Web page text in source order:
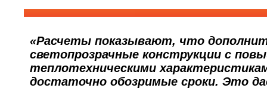
«Расчеты показывают, что
светопрозрачные конструкции с
теплотехническими
достаточно обозримые сроки. Это